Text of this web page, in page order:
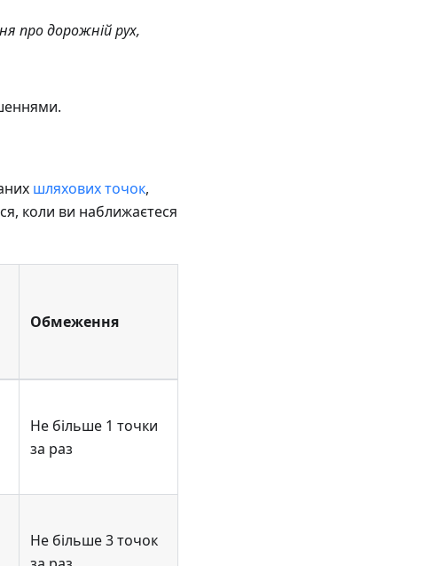
про дорожній рух,
шляхових точок,
коли ви наближаєтеся
Обмеження
Не більше 1 точки
за раз
Не більше 3 точок